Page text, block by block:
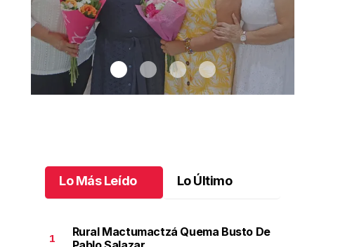
Lo Más Leído Lo Último
1
Rural Mactumactzá Quema Busto De